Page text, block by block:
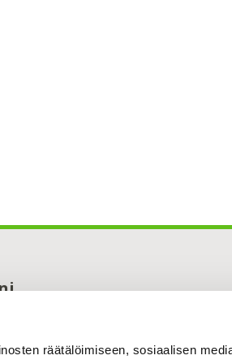
räätälöimiseen, sosiaalisen